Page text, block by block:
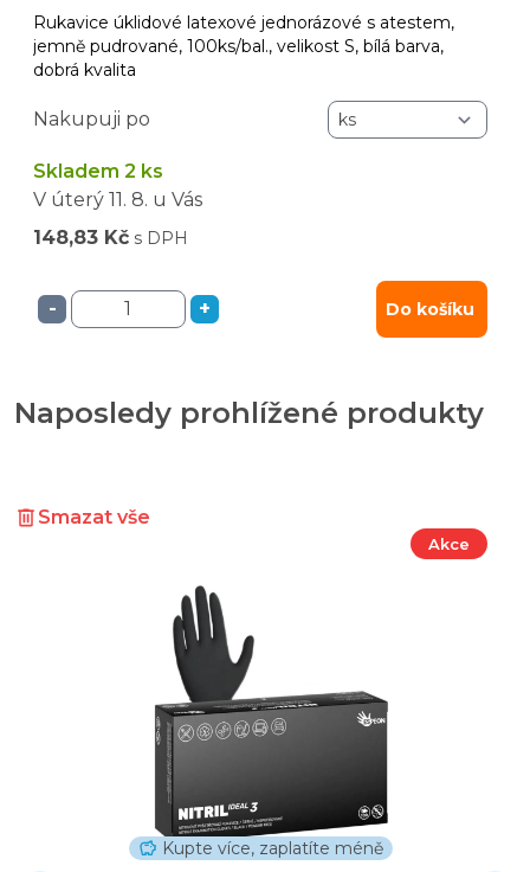
Rukavice úklidové latexové jednorázové s atestem,
jemně pudrované, 100ks/bal., velikost S, bílá barva,
dobrá kvalita
Nakupuji po
Skladem 2 ks
V úterý 11. 8. u Vás
148,83 Kč s DPH
- + Do košíku
Naposledy prohlížené produkty
Smazat vše
Akce
Kupte více, zaplatíte méně